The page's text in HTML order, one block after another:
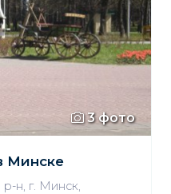
3 фото
Минске
н, г. Минск,